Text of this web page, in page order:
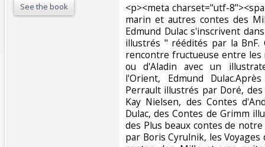
See the book
‎<p><meta charset="utf-
marin et autres contes des
Edmund Dulac s'inscrivent
illustrés " réédités par la
rencontre fructueuse entre les
ou d'Aladin avec un
l'Orient, Edmund
Perrault illustrés par Doré,
Kay Nielsen, des Contes
Dulac, des Contes de Grimm
des Plus beaux contes de
par Boris Cyrulnik, les